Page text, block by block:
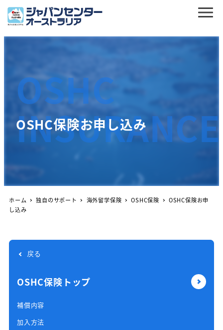
OSHC保険お申し込み
OSHC
INSURANCE
ホーム 独自のサポート 海外留学保険 OSHC保険
OSHC保険お申
し込み
戻る
OSHC保険トップ
補償内容
加入方法